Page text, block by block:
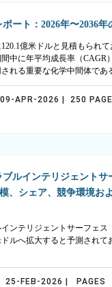
ート：2026年〜2036年
億米ドルと見積もられ
中に年平均成長率（CAGR
れる重要な化学中間体であ
APR-2026 | 250
ルインテリジェントサ
、シェア、競争環境お
ンテリジェントサーフェス
ドルへ拡大すると予測され
FEB-2026 | PAGES